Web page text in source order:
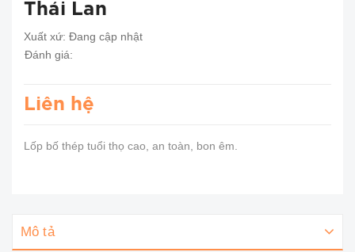
Thái Lan
Xuất xứ: Đang cập nhật
Đánh giá:
Liên hệ
Lốp bố thép tuổi thọ cao, an toàn, bon êm.
Mô tả